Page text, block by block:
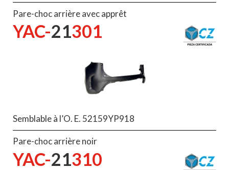
Pare-choc arrière avec apprêt
YAC-21301
Semblable à l’O. E. 52159YP918
Pare-choc arrière noir
YAC-21310